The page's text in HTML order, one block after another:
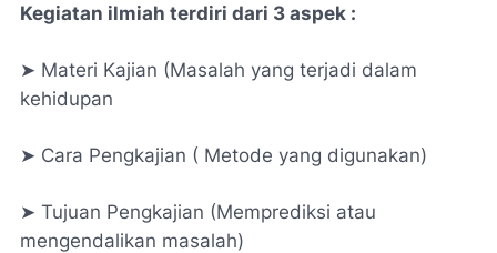
Kegiatan ilmiah terdiri dari 3 aspek :
➤ Materi Kajian (Masalah yang terjadi dalam
kehidupan
➤ Cara Pengkajian ( Metode yang digunakan)
➤ Tujuan Pengkajian (Memprediksi atau
mengendalikan masalah)